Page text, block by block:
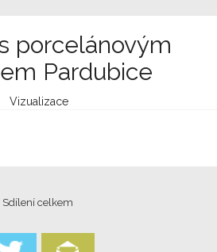
porcelánovým
Pardubice
Vizualizace
Sdílení celkem